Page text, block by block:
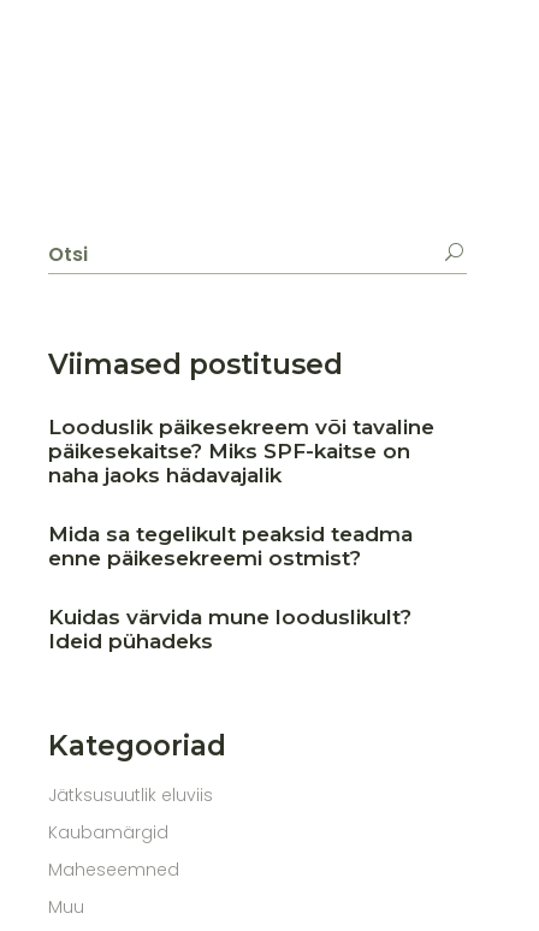
Viimased postitused
Looduslik päikesekreem või tavaline
päikesekaitse? Miks SPF-kaitse on
naha jaoks hädavajalik
Mida sa tegelikult peaksid teadma
enne päikesekreemi ostmist?
Kuidas värvida mune looduslikult?
Ideid pühadeks
Kategooriad
Jätksusuutlik eluviis
Kaubamärgid
Maheseemned
Muu